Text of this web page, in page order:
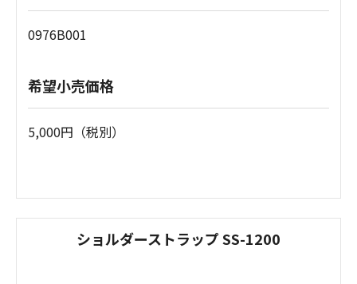
0976B001
希望小売価格
5,000円（税別）
ショルダーストラップ SS-1200